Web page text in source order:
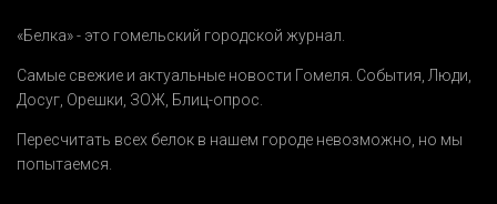
«Белка» - это гомельский городской журнал.
Самые свежие и актуальные новости Гомеля. События Люди
Досуг Орешки ЗОЖ Блиц-опрос
Пересчитать всех белок в нашем городе невозможно, но мы
попытаемся.